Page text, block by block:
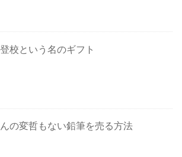
校という名のギフト
の変哲もない鉛筆を売る方法